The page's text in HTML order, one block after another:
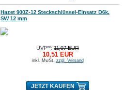
Hazet 900Z-12 Steckschlüssel-Einsatz D6k.
SW 12 mm
UVP**:11,07 EUR
10,51 EUR
inkl. MwSt. zzgl. Versand
JETZT KAUFEN